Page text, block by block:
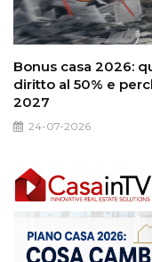
Bonus casa 2026:
diritto al 50% e
2027
24-07-2026